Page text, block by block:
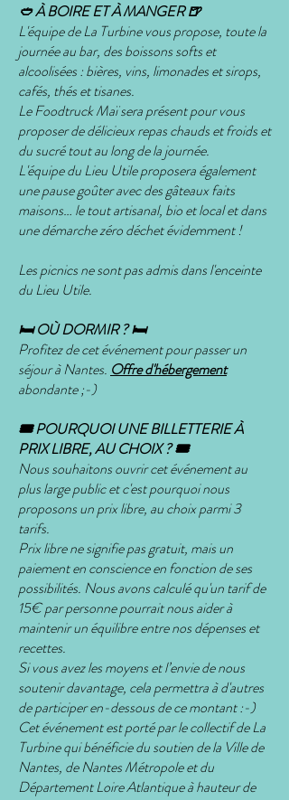
🥙 À BOIRE ET À MANGER 🍺
L'équipe de La Turbine vous propose, toute la
journée au bar, des boissons softs et
alcoolisées : bières, vins, limonades et sirops,
cafés, thés et tisanes.
Le Foodtruck Maï sera présent pour vous
proposer de délicieux repas chauds et froids et
du sucré tout au long de la journée.
L'équipe du Lieu Utile proposera également
une pause goûter avec des gâteaux faits
maisons… le tout artisanal, bio et local et dans
une démarche zéro déchet évidemment !
Les picnics ne sont pas admis dans l'enceinte
du Lieu Utile.
🛏 OÙ DORMIR ? 🛏
Profitez de cet événement pour passer un
séjour à Nantes. Offre d'hébergement
abondante ;-)
🎟 POURQUOI UNE BILLETTERIE À
PRIX LIBRE, AU CHOIX ? 🎟
Nous souhaitons ouvrir cet événement au
plus large public et c'est pourquoi nous
proposons un prix libre, au choix parmi 3
tarifs.
Prix libre ne signifie pas gratuit, mais un
paiement en conscience en fonction de ses
possibilités. Nous avons calculé qu'un tarif de
15€ par personne pourrait nous aider à
maintenir un équilibre entre nos dépenses et
recettes.
Si vous avez les moyens et l’envie de nous
soutenir davantage, cela permettra à d'autres
de participer en-dessous de ce montant :-)
Cet événement est porté par le collectif de La
Turbine qui bénéficie du soutien de la Ville de
Nantes, de Nantes Métropole et du
Département Loire Atlantique à hauteur de